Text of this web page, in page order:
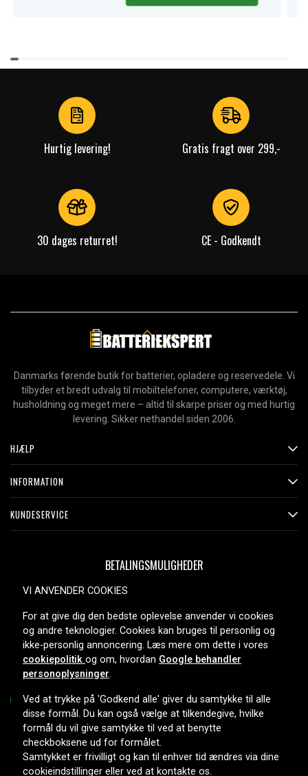
Item
1
Hurtig levering! Gratis fragt over 299,-
30 dages returret! CE - Godkendt
Danmarks førende butik for batterier, opladere og reservedele. Vi
tilbyder et bredt udvalg til mobiltelefoner, computere, værktøj,
husholdning og meget mere – altid til skarpe priser og med hurtig
levering. Sikker nethandel siden 2006.
HJÆLP
INFORMATION
KUNDESERVICE
BETALINGSMULIGHEDER
LEVERINGSMULIGHEDER
Copyright © 2026, Spares Nordic AB
VI ANVENDER COOKIES
For at give dig den bedste oplevelse anvender vi cookies
og andre teknologier. Cookies kan bruges til personlig og
ikke-personlig annoncering. Læs mere om dette i vores
cookiepolitik og om, hvordan Google behandler
personoplysninger.
Ved at trykke på 'Godkend alle' giver du samtykke til alle
disse formål. Du kan også vælge at tilkendegive, hvilke
formål du vil give samtykke til ved at benytte
checkboksene ud for formålet.
Samtykket er frivilligt og kan til enhver tid ændres via dine
cookieindstillinger eller ved at kontakte os.